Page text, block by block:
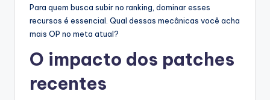
Para quem busca subir no ranking, dominar esses
recursos é essencial. Qual dessas mecânicas você acha
mais OP no meta atual?
O impacto dos patches
recentes